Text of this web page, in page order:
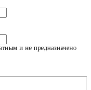
и не предназначено